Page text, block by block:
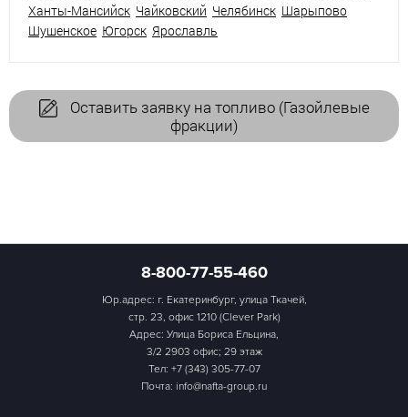
Ханты-Мансийск Чайковский Челябинск Шарыпово
Шушенское Югорск Ярославль
Оставить заявку на топливо (Газойлевые
фракции)
8-800-77-55-460
Юр.адрес: г. Екатеринбург, улица Ткачей,
стр. 23, офис 1210 (Clever Park)
Адрес: Улица Бориса Ельцина,
3/2 2903 офис; 29 этаж
Тел: +7 (343) 305-77-07
Почта: info@nafta-group.ru